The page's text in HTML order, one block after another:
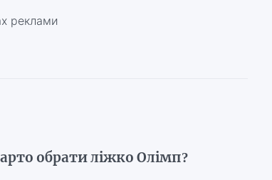
реклами
обрати ліжко Олімп?